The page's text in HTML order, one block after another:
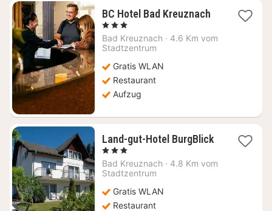
BC Hotel Bad Kreuznach1
ab
, 3 Sterne
Bad Kreuznach · 4.6 Km vom
Stadtzentrum
Gratis WLAN
Restaurant
Aufzug
Land-gut-Hotel BurgBlick
1
Nacht
ab
€
, 3 Sterne
Bad Kreuznach · 4.8 Km vom
Stadtzentrum
Gratis WLAN
Restaurant